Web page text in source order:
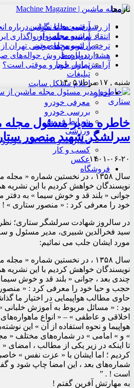
آرشیو مجله ماشین
آرشیو مجله نوآور
آرشیو مجله موتور
درباره ما
تماس با ما
تبلیغات
اعلام مشکل سایت
اخبار
معرفی خودرو
بررسی خودرو
شرایط فروش
ورزشی
تعمیرات و نکات فنی خودرو
کسب و کار
عکس
فروشگاه
تازه‌ها
از رشد قیمت‌ها تا نگرانی درباره
انتقاد نماینده مجلس از واگذاری
ترخیص اتوبوس‌های چینی تهران
هشدار درباره فروش حواله‌های
آرامش بازار خودرو موقتی است؟
شنبه , ۱۷ مرداد ۱۴۰۵
خاطره مدیر مسئول مجله
سرلشگر شهید منصور
۱۴۰۱-۰۶-۲۰
سال ۱۳۵۸ ، در نخستین شماره «
نویسندگان خواهش کردیم با این نشریه
جوانی « بلند قد و خوش سیما » به دفتر
خود را معرفی کرد : « منصور ستاری » !
در سالروز شهادت سرلشگر ستاری؛ نظر
سید فخرالدین شبیری، مدیر مسئول و
مورد ایشان جلب می نمائیم:
سال ۱۳۵۸ ، در نخستین شماره «
نویسندگان خواهش کردیم با این نشریه
چندی بعد ، جوانی « بلند قد و خوش سیما
حجب و حیا خود را معرفی کرد : «
حاوی مطالب هواپیمایی در اختیار ما
بود : « مسائل مربوط به آموزش خلبانی
اخلاقی و عاطفی » – « انواع
» و » امامی » در شماره‌های مختلف «
تا اینکه در زیر یکی از مطالب ، امضای
کردیم ؛ اما ایشان با « عزت نفس » خاصی
شماره‌های بعد ، این امضا چاپ شود و
است ! . ”
به مهارتش آفرین گفتم !